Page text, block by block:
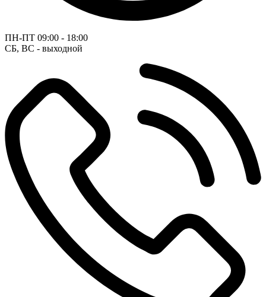
ПН-ПТ 09:00 - 18:00
СБ, ВС - выходной